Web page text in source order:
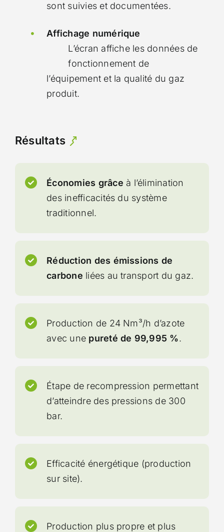
sont suivies et documentées.
Affichage numérique
L’écran affiche les données de
fonctionnement de
l’équipement et la qualité du gaz
produit.
Résultats
Économies grâce à l’élimination
des inefficacités du système
traditionnel.
Réduction des émissions de
carbone liées au transport du gaz.
Production de 24 Nm³/h d’azote
avec une pureté de 99,995 %.
Étape de recompression permettant
d’atteindre des pressions de 300
bar.
Efficacité énergétique (production
sur site).
Production plus propre et plus